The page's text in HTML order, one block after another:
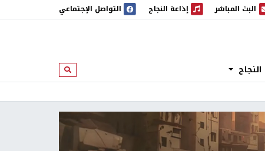
البث المباشر
المباشر إذاعة النجاح
إذاعة النجاح التواصل الإجتماعي
ابحث